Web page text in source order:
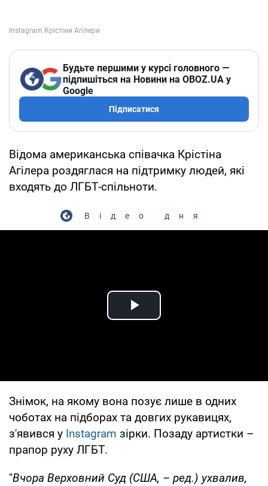
Будьте першими у курсі головного —
підпишіться на Новини на OBOZ.UA у
Google
Підписатися
Відома американська співачка Крістіна
Агілера роздяглася на підтримку людей, які
входять до ЛГБТ-спільноти.
Відео дня
Play Video
Знімок, на якому вона позує лише в одних
чоботах на підборах та довгих рукавицях,
з'явився у Instagram зірки. Позаду артистки –
прапор руху ЛГБТ.
"Вчора Верховний Суд (США, – ред.) ухвалив,